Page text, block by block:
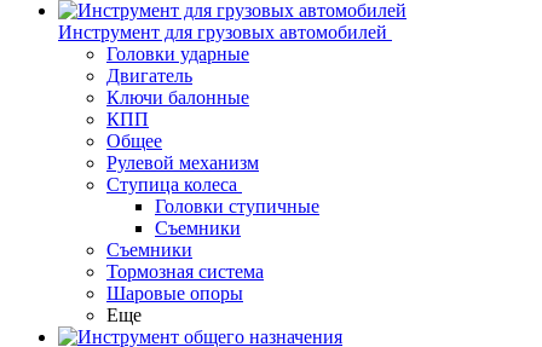
Инструмент для грузовых автомобилей
Головки ударные
Двигатель
Ключи балонные
КПП
Общее
Рулевой механизм
Ступица колеса
Головки ступичные
Съемники
Съемники
Тормозная система
Шаровые опоры
Еще